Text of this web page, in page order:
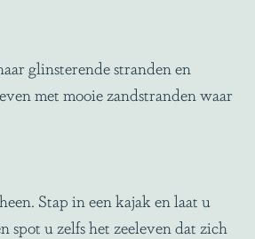
glinsterende stranden en
met mooie zandstranden waar
Stap in een kajak en laat u
spot u zelfs het zeeleven dat zich